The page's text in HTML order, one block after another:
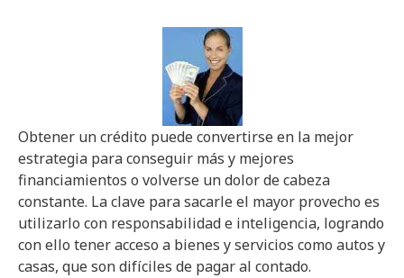
Obtener un crédito puede convertirse en la mejor
estrategia para conseguir más y mejores
financiamientos o volverse un dolor de cabeza
constante. La clave para sacarle el mayor provecho es
utilizarlo con responsabilidad e inteligencia, logrando
con ello tener acceso a bienes y servicios como autos y
casas, que son difíciles de pagar al contado.